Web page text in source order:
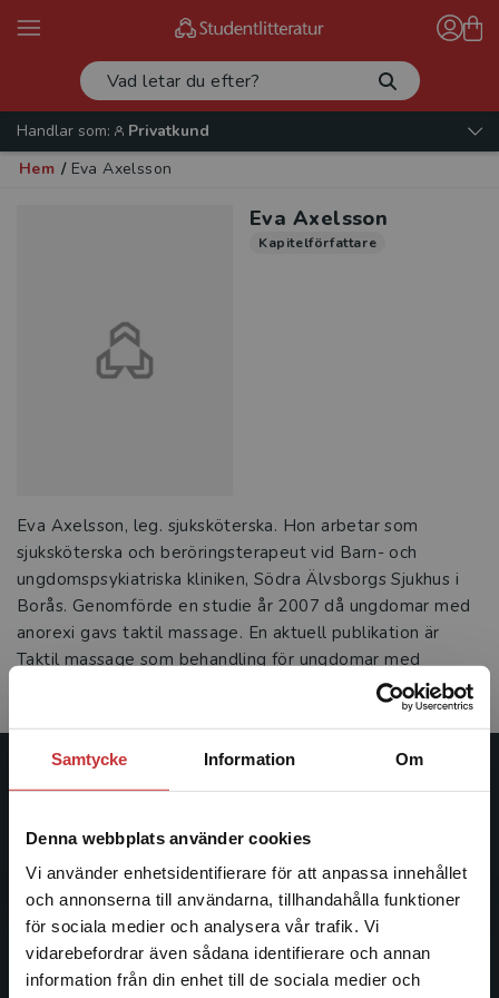
Samtycke Information Om
Denna webbplats använder cookies
Vi använder enhetsidentifierare för att anpassa innehållet
och annonserna till användarna, tillhandahålla funktioner
för sociala medier och analysera vår trafik. Vi
vidarebefordrar även sådana identifierare och annan
information från din enhet till de sociala medier och
Begränsad fraktregion
Handlar som:
Privatkund
Hem / Eva Axelsson
Eva Axelsson
Kapitelförfattare
Eva Axelsson, leg. sjuksköterska. Hon arbetar som
sjuksköterska och beröringsterapeut vid Barn- och
ungdomspsykiatriska kliniken, Södra Älvsborgs Sjukhus i
Borås. Genomförde en studie år 2007 då ungdomar med
anorexi gavs taktil massage. En aktuell publikation är
Taktil massage som behandling för ungdomar med
anorexia nervosa (Axelsson &amp; Määttä, 2007).
Studentlitteratur
Studentlitteratur grundades 1963 och är idag Sveriges
ledande utbildningsförlag. Med läromedel, kurslitteratur,
facklitteratur, utbildningar och digitala
informationstjänster i utbudet, finns Studentlitteratur med
längs hela kunskapsresan.